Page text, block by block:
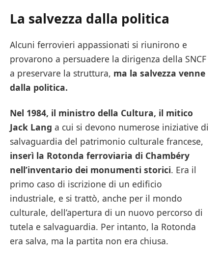
La salvezza dalla politica
Alcuni ferrovieri appassionati si riunirono e
provarono a persuadere la dirigenza della SNCF
a preservare la struttura, ma la salvezza venne
dalla politica.
Nel 1984, il ministro della Cultura, il mitico
Jack Lang a cui si devono numerose iniziative di
salvaguardia del patrimonio culturale francese,
inserì la Rotonda ferroviaria di Chambéry
nell’inventario dei monumenti storici. Era il
primo caso di iscrizione di un edificio
industriale, e si trattò, anche per il mondo
culturale, dell’apertura di un nuovo percorso di
tutela e salvaguardia. Per intanto, la Rotonda
era salva, ma la partita non era chiusa.